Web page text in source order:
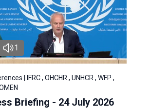
1
| IFRC , OHCHR , UNHCR , WFP ,
Briefing - 24 July 2026